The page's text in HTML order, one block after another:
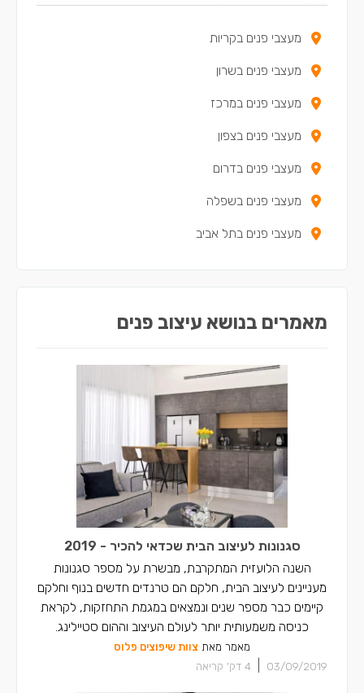
מעצבי פנים בנשר
מעצבי פנים במעלות-תרשיחא
מעצבי פנים בטירת כרמל
מעצבי פנים בבית שאן
מעצבי פנים בנצרת
מעצבי פנים בקריית חיים
מעצבי פנים בשפרעם
מעצבי פנים בסח'נין
מעצבי פנים בדאלית אל-כרמל
מעצבי פנים ברכסים
מעצבי פנים בכפר יאסיף
מעצבי פנים בחצור הגלילית
מעצבי פנים בקריות
מעצבי פנים בשרון
מעצבי פנים במרכז
מעצבי פנים בצפון
מעצבי פנים בדרום
מעצבי פנים בשפלה
מעצבי פנים בתל אביב
מאמרים בנושא עיצוב פנים
סגנונות לעיצוב הבית שכדאי להכיר - 2019
השנה הלועזית המתקרבת, מבשרת על מספר סגנונות
מעניינים לעיצוב הבית, חלקם הם טרנדים חדשים בנוף וחלקם
קיימים כבר מספר שנים ונמצאים במגמת התחזקות, לקראת
כניסה משמעותית יותר לעולם העיצוב וההום סטיילינג.
מאמר מאת צוות שיפוצים פלוס
03/09/2019
4 דק' קריאה